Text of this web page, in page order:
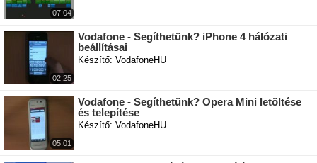
07:04
02:25
Vodafone - Segíthetünk? iPhone 4 hálózati
beállításai
Készítő: VodafoneHU
05:01
Vodafone - Segíthetünk? Opera Mini letöltése
és telepítése
Készítő: VodafoneHU